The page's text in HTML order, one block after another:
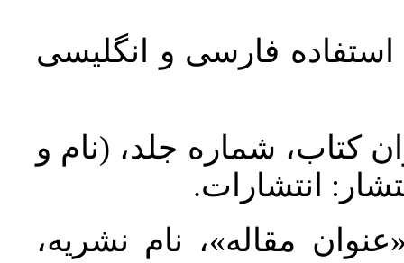
استفاده فارسی و انگلیسی
کتاب، شماره جلد، (نام و
انتشارات.
مقاله»، نام نشریه،